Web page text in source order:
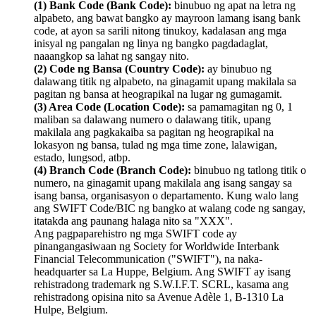
(1) Bank Code (Bank Code): binubuo ng apat na letra ng
alpabeto, ang bawat bangko ay mayroon lamang isang bank
code, at ayon sa sarili nitong tinukoy, kadalasan ang mga
inisyal ng pangalan ng linya ng bangko pagdadaglat,
naaangkop sa lahat ng sangay nito.
(2) Code ng Bansa (Country Code): ay binubuo ng
dalawang titik ng alpabeto, na ginagamit upang makilala sa
pagitan ng bansa at heograpikal na lugar ng gumagamit.
(3) Area Code (Location Code): sa pamamagitan ng 0, 1
maliban sa dalawang numero o dalawang titik, upang
makilala ang pagkakaiba sa pagitan ng heograpikal na
lokasyon ng bansa, tulad ng mga time zone, lalawigan,
estado, lungsod, atbp.
(4) Branch Code (Branch Code): binubuo ng tatlong titik o
numero, na ginagamit upang makilala ang isang sangay sa
isang bansa, organisasyon o departamento. Kung walo lang
ang SWIFT Code/BIC ng bangko at walang code ng sangay,
itatakda ang paunang halaga nito sa "XXX".
Ang pagpaparehistro ng mga SWIFT code ay
pinangangasiwaan ng Society for Worldwide Interbank
Financial Telecommunication ("SWIFT"), na naka-
headquarter sa La Huppe, Belgium. Ang SWIFT ay isang
rehistradong trademark ng S.W.I.F.T. SCRL, kasama ang
rehistradong opisina nito sa Avenue Adèle 1, B-1310 La
Hulpe, Belgium.